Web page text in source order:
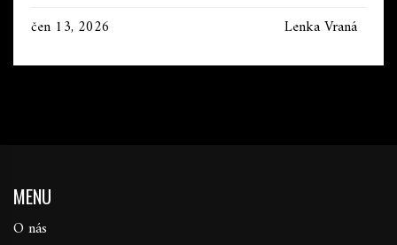
čen 13, 2026 Lenka Vraná
MENU
O nás